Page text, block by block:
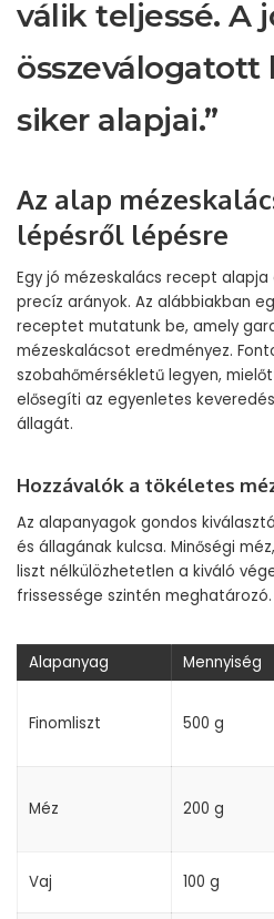
válik teljessé. A
összeválogatott
siker alapjai.”
Az alap
lépésről lépésre
Egy jó mézeskalács recept
precíz arányok. Az alábbiakban
receptet mutatunk be, amely
mézeskalácsot eredményez.
szobahőmérsékletű legyen,
elősegíti az egyenletes
állagát.
Hozzávalók a tökéletes
Az alapanyagok gondos
és állagának kulcsa. Minőségi
liszt nélkülözhetetlen a kiváló
frissessége szintén meghatározó.
Alapanyag Mennyiség
Finomliszt 500 g
Méz 200 g
Vaj 100 g